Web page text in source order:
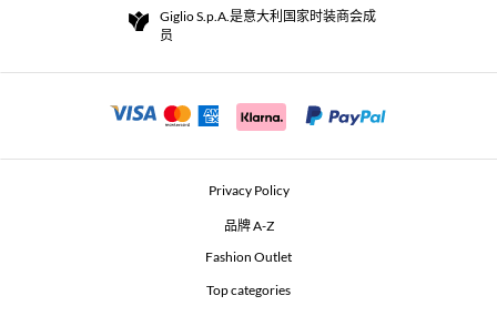
Beauty Seekers VIP Club
For a safe shopping experience
Security Communication
Giglio S.p.A.是意大利国家时装商会成
员
Privacy Policy
品牌 A-Z
Fashion Outlet
Top categories